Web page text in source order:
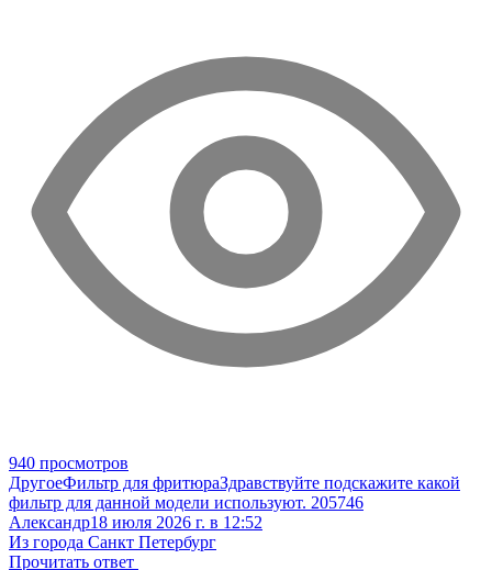
940 просмотров
ДругоеФильтр для фритюраЗдравствуйте подскажите какой
фильтр для данной модели используют. 205746
Александр18 июля 2026 г. в 12:52
Из города Санкт Петербург
Прочитать ответ